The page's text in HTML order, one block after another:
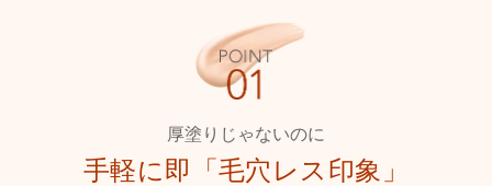
厚塗りじゃないのに
手軽に即「毛穴レス印象」